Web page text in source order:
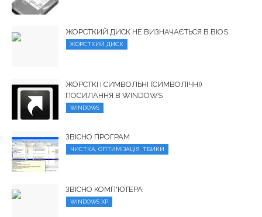
ЖОРСТКИЙ ДИСК НЕ ВИЗНАЧАЄТЬСЯ В BIOS
ЖОРСТКИЙ ДИСК
ЖОРСТКІ І СИМВОЛЬНІ (СИМВОЛІЧНІ)
ПОСИЛАННЯ В WINDOWS
WINDOWS
ЗВІСНО ПРОГРАМ
ЧИСТКА, ОПТИМІЗАЦІЯ, ТВИКИ
ЗВІСНО КОМП'ЮТЕРА
WINDOWS XP